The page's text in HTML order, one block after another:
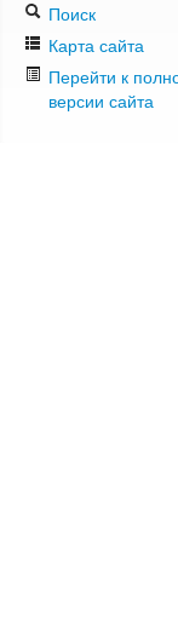
Поиск
Карта сайта
Перейти к
версии сайта